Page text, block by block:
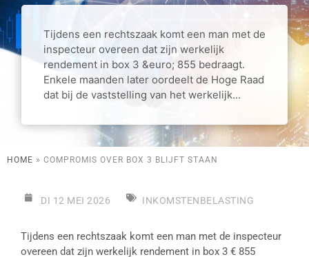
Tijdens een rechtszaak komt een man met de
inspecteur overeen dat zijn werkelijk
rendement in box 3 &euro; 855 bedraagt.
Enkele maanden later oordeelt de Hoge Raad
dat bij de vaststelling van het werkelijk...
HOME » COMPROMIS OVER BOX 3 BLIJFT STAAN
DI 12 MEI 2026 INKOMSTENBELASTING
Tijdens een rechtszaak komt een man met de inspecteur
overeen dat zijn werkelijk rendement in box 3 € 855